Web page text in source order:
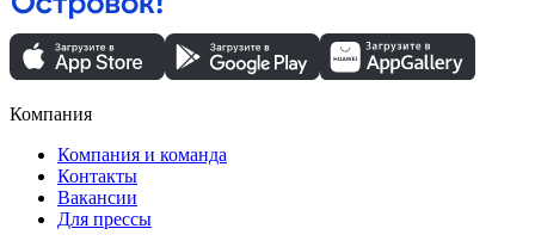
Компания
Компания и команда
Контакты
Вакансии
Для прессы